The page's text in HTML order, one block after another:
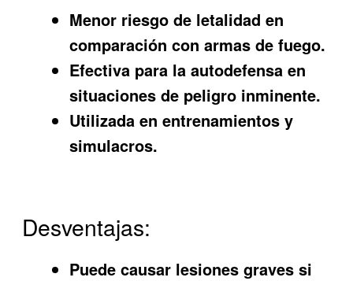
Menor riesgo de letalidad en
comparación con armas de fuego.
Efectiva para la autodefensa en
situaciones de peligro inminente.
Utilizada en entrenamientos y
simulacros.
Desventajas:
Puede causar lesiones graves si